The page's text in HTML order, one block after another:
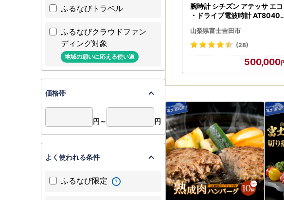
腕時計 シチズン アテッサ エコ
・ドライブ電波時計 AT8040-
山梨県富士吉田市
(28)
500,000
ふるなびトラベル
ふるなびクラウドファン
ディング対象
地域の願いに応える使い道
価格帯
円～ 円
よく使われる条件
ふるなび限定